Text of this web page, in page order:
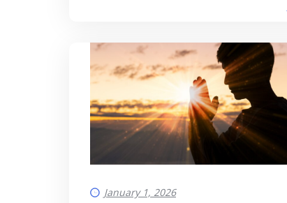
January 1, 2026